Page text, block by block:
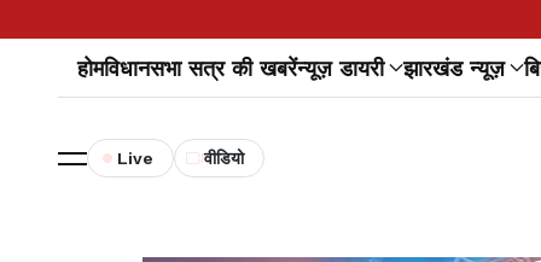
होमविधानसभा सत्र की खबरेंन्यूज़ डायरी झारखंड न्यूज़
Live वीडियो